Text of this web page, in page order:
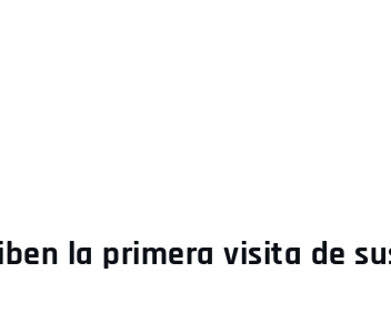
la primera visita de